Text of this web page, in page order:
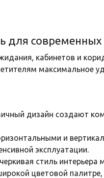
для
кабинетов и
максимальное
дизайн создают
и
эксплуатации.
стиль интерьера
цветовой палитре,